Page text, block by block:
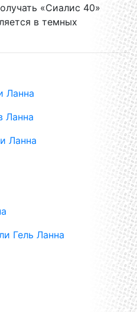
«Сиалис 40»
в темных
Ланна
Ланна
Ланна
Гель Ланна